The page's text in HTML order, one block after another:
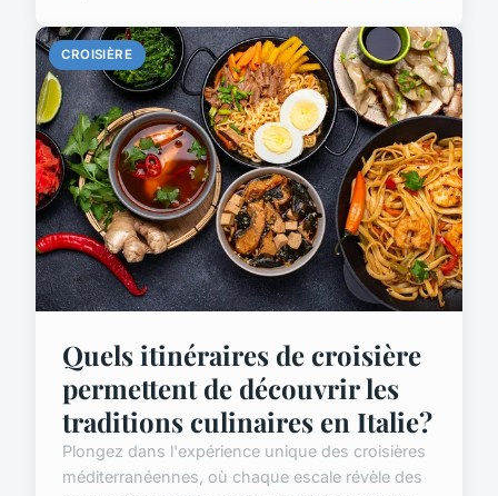
CROISIÈRE
Quels itinéraires de croisière
permettent de découvrir les
traditions culinaires en Italie?
Plongez dans l'expérience unique des croisières
méditerranéennes, où chaque escale révèle des